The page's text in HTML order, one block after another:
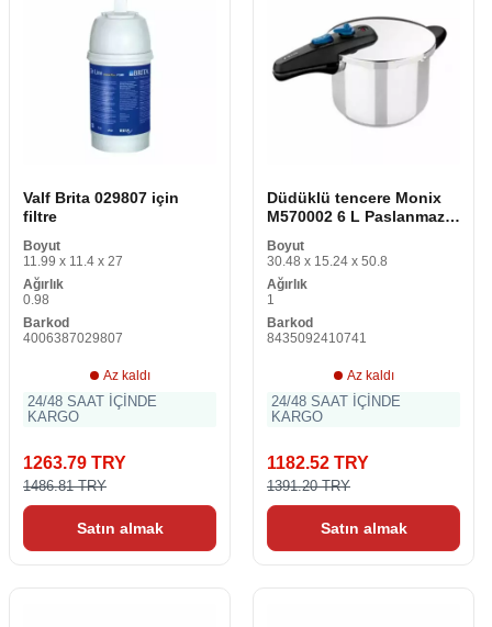
Valf Brita 029807 için
filtre
Boyut
11.99 x 11.4 x 27
Ağırlık
0.98
Barkod
4006387029807
Az kaldı
24/48 SAAT İÇİNDE
KARGO
1263.79 TRY
1486.81 TRY
Satın almak
Düdüklü tencere Monix
M570002 6 L Paslanmaz
Boyut
30.48 x 15.24 x 50.8
Ağırlık
1
Barkod
8435092410741
Az kaldı
24/48 SAAT İÇİNDE
KARGO
1182.52 TRY
1391.20 TRY
Satın almak